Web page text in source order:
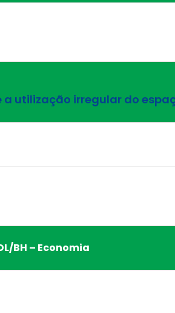
utilização irregular do
BH – Economia